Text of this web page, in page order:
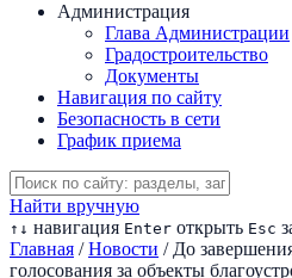
Администрация
Глава Администрации
Градостроительство
Документы
Навигация по сайту
Безопасность в сети
График приема
Найти вручную
↑ ↓ навигация Enter открыть Esc
Главная / Новости / До
голосования за объекты